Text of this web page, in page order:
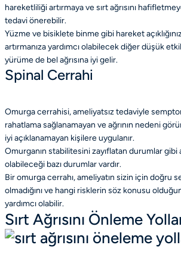
hareketliliği artırmaya ve sırt ağrısını
tedavi önerebilir.
Yüzme ve bisiklete binme gibi hareket
artırmanıza yardımcı olabilecek diğer düşük
yürüme de bel ağrısına iyi gelir.
Spinal Cerrahi
Omurga cerrahisi, ameliyatsız tedaviyle
rahatlama sağlanamayan ve ağrının nedeni
iyi açıklanamayan kişilere uygulanır.
Omurganın stabilitesini zayıflatan durumlar gibi
olabileceği bazı durumlar vardır.
Bir omurga cerrahı, ameliyatın sizin için doğru
olmadığını ve hangi risklerin söz konusu
yardımcı olabilir.
Sırt Ağrısını Önleme